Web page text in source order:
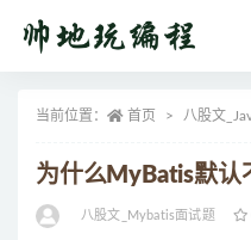
当前位置： 首页 八股文
为什么MyBatis默认
八股文_Mybatis面试题